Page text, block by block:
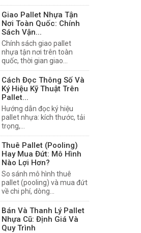
Giao Pallet Nhựa Tận
Nơi Toàn Quốc: Chính
Sách Vận...
Chính sách giao pallet
nhựa tận nơi trên toàn
quốc, thời gian giao...
Cách Đọc Thông Số Và
Ký Hiệu Kỹ Thuật Trên
Pallet...
Hướng dẫn đọc ký hiệu
pallet nhựa: kích thước, tải
trọng,...
Thuê Pallet (Pooling)
Hay Mua Đứt: Mô Hình
Nào Lợi Hơn?
So sánh mô hình thuê
pallet (pooling) và mua đứt
về chi phí, dòng...
Bán Và Thanh Lý Pallet
Nhựa Cũ: Định Giá Và
Quy Trình